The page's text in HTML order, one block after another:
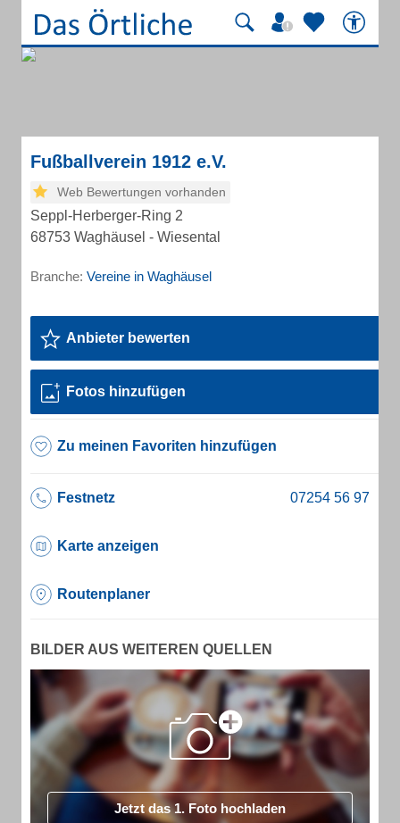
Fußballverein 1912 e.V.
Web Bewertungen vorhanden
Seppl-Herberger-Ring 2
68753 Waghäusel - Wiesental
Branche: Vereine in Waghäusel
Anbieter bewerten
Fotos hinzufügen
Zu meinen Favoriten hinzufügen
Festnetz
Karte anzeigen
Routenplaner
BILDER AUS WEITEREN QUELLEN
Jetzt das 1. Foto hochladen